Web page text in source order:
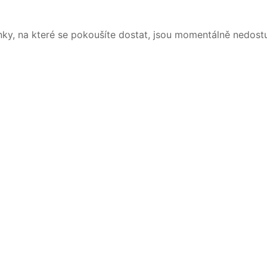
na které se pokoušíte dostat, jsou momentálně